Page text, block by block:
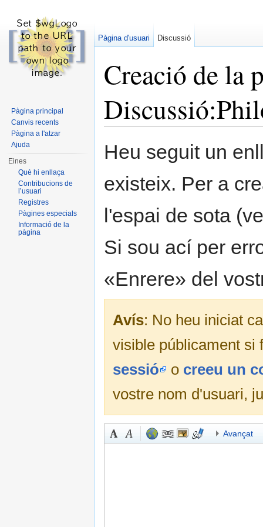
Creació de la
Heu seguit un
existeix. Per a
l'espai de sota
Si sou ací per
«Enrere» del
Avís: No heu iniciat
visible públicament
sessió
o creeu un
vostre nom d'usuari,
Avançat
Pàgina d'usuari Discussió
Pàgina principal
Canvis recents
Pàgina a l'atzar
Ajuda
Eines
Què hi enllaça
Contribucions de
l’usuari
Registres
Pàgines especials
Informació de la
pàgina